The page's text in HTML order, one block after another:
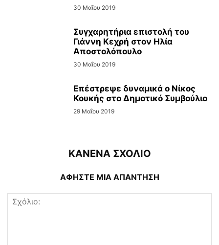
30 Μαΐου 2019
Συγχαρητήρια επιστολή του
Γιάννη Κεχρή στον Ηλία
Αποστολόπουλο
30 Μαΐου 2019
Επέστρεψε δυναμικά ο Νίκος
Κουκής στο Δημοτικό Συμβούλιο
29 Μαΐου 2019
ΚΑΝΕΝΑ ΣΧΟΛΙΟ
ΑΦΗΣΤΕ ΜΙΑ ΑΠΑΝΤΗΣΗ